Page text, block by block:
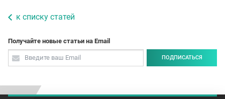
к списку статей
Получайте новые статьи на Email
ПОДПИСАТЬСЯ